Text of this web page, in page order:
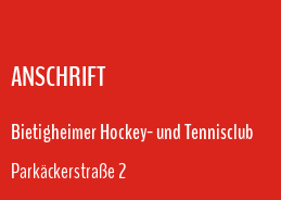
ANSCHRIFT
Bietigheimer Hockey- und Tennisclub
Parkäckerstraße 2